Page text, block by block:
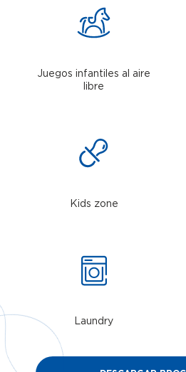
Juegos infantiles al aire
libre
Kids zone
Laundry